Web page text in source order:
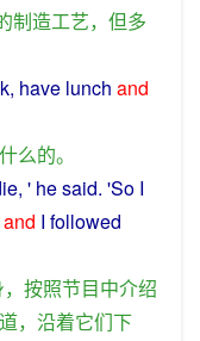
制造工艺， 但多
, have lunch and
什么的。
, ' hesaid. 'So I
and I followed
， 按照节目中介绍
道， 沿着它们下